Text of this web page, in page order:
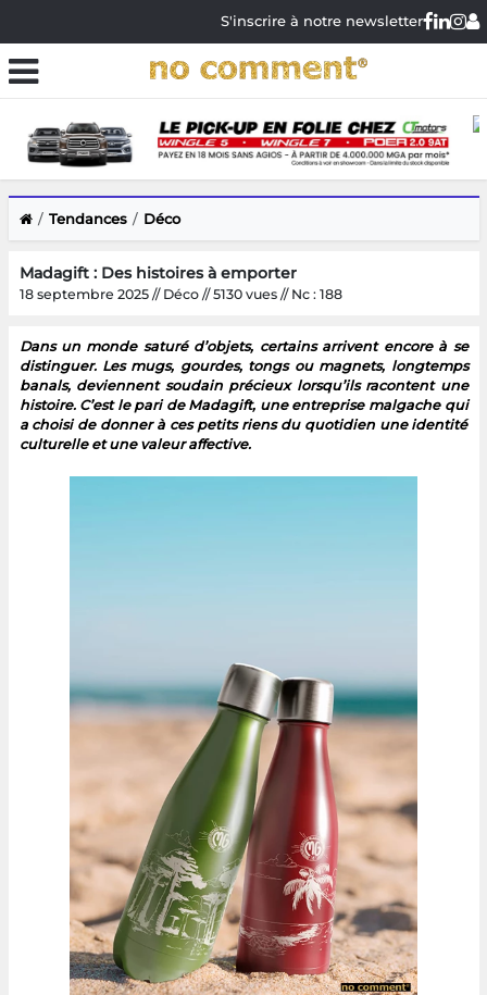
S'inscrire à notre newsletter
Tendances Déco
Madagift : Des histoires à emporter
18 septembre 2025 // Déco // 5130 vues // Nc : 188
Dans un monde saturé d’objets, certains arrivent encore à se
distinguer. Les mugs, gourdes, tongs ou magnets, longtemps
banals, deviennent soudain précieux lorsqu’ils racontent une
histoire. C’est le pari de Madagift, une entreprise malgache qui
a choisi de donner à ces petits riens du quotidien une identité
culturelle et une valeur affective.